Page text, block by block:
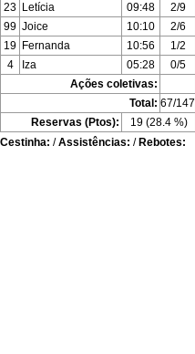
23 Letícia 09:48 2/9
99 Joice 10:10 2/6
19 Fernanda 10:56 1/2
4
Iza 05:28 0/5
Ações coletivas:
Total: 67/147
Reservas (Ptos):
19 (28.4 %)
Cestinha: /Assistências: / Rebotes: